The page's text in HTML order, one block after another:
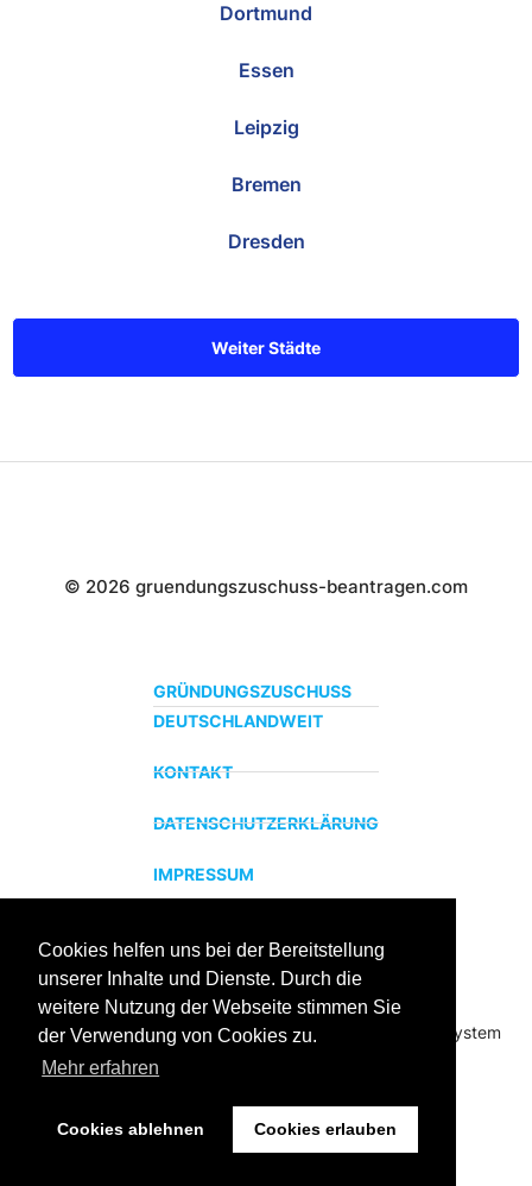
Cookies helfen uns bei der Bereitstellung
unserer Inhalte und Dienste. Durch die
weitere Nutzung der Webseite stimmen Sie
der Verwendung von Cookies zu.
Mehr erfahren
Cookies ablehnen Cookies erlauben
Dortmund
Essen
Leipzig
Bremen
Dresden
Weiter Städte
© 2026 gruendungszuschuss-beantragen.com
GRÜNDUNGSZUSCHUSS
DEUTSCHLANDWEIT
KONTAKT
DATENSCHUTZERKLÄRUNG
IMPRESSUM
ZERTIFIZIERTER BILDUNGSTRÄGER
Profitieren sie jetzt von unserer über 15 jährigen
Praxiserfahrung und unserem erfolgreichen Coachingsystem